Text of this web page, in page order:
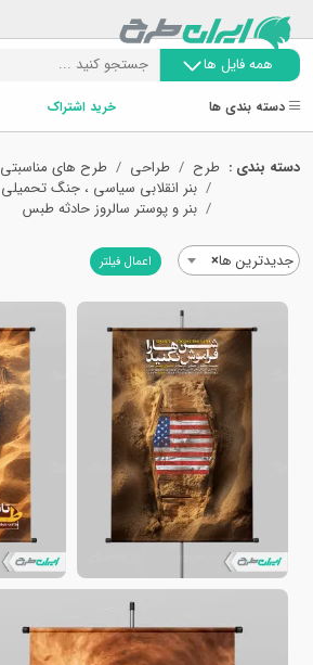
همه فایل ها
دسته بندی ها خرید اشتراک
دسته بندی : طرح طراحی
طرح های مناسبتی
بنر انقلابی سیاسی ، جنگ تحمیلی
بنر و پوستر سالروز حادثه طبس
×جدیدترین ها اعمال فیلتر